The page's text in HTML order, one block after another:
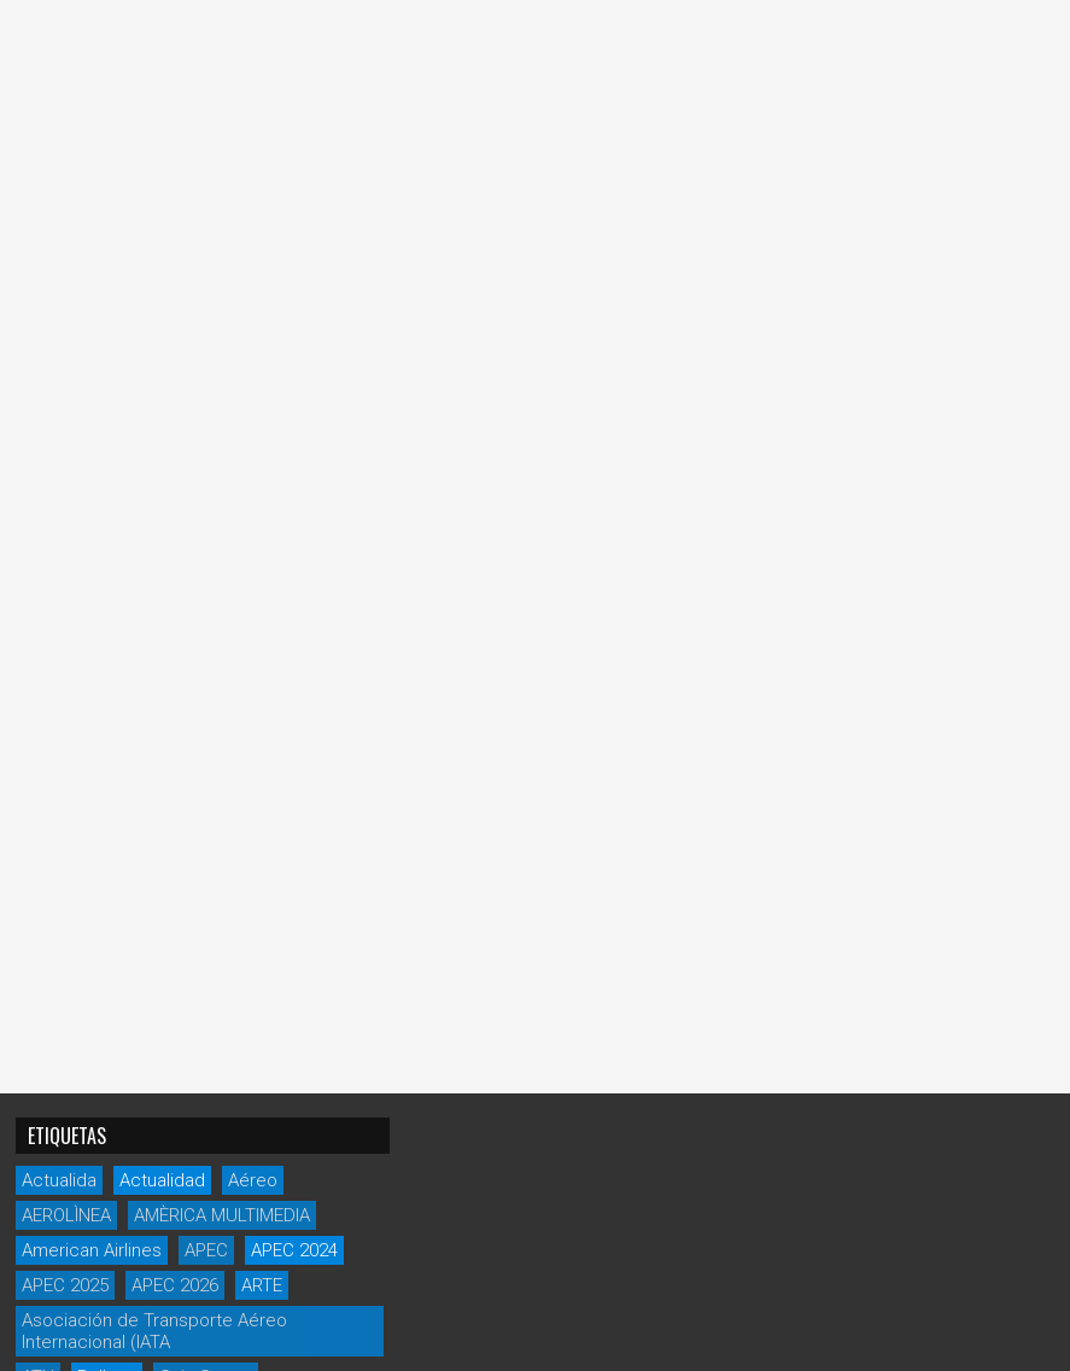
ETIQUETAS
Actualida Actualidad
Aéreo
AEROLÌNEA
AMÈRICA MULTIMEDIA
American Airlines
APEC
APEC 2024
APEC 2025
APEC 2026
ARTE
Asociación de Transporte Aéreo
Internacional (IATA